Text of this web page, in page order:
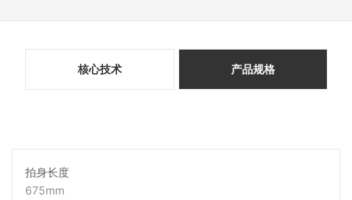
核心技术 产品规格
拍身长度
675mm